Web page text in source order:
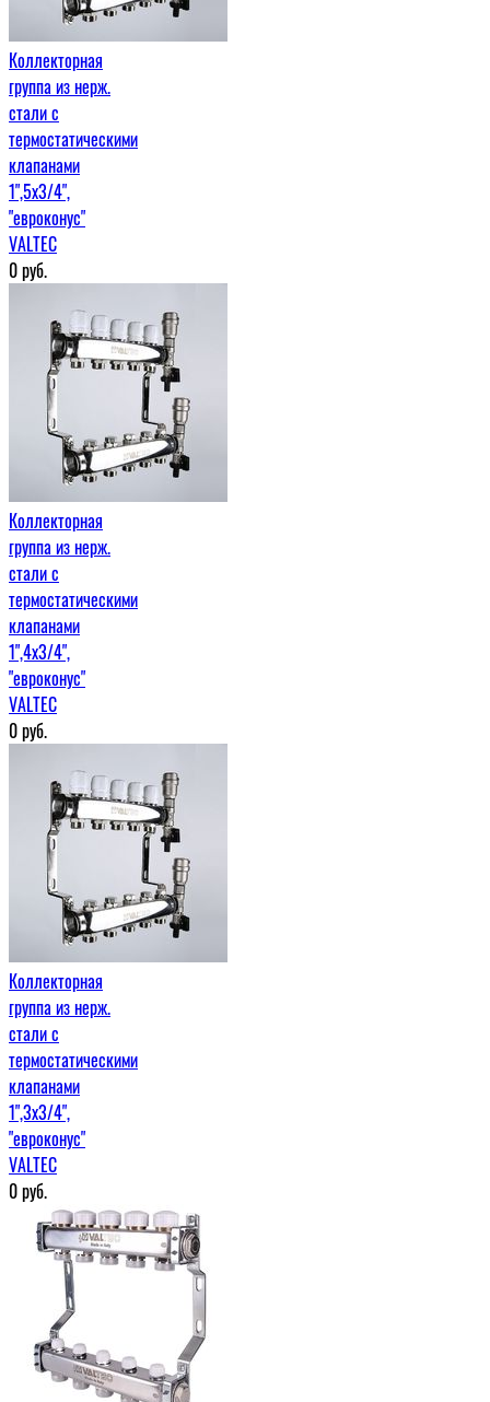
Коллекторная
группа из нерж.
стали с
термостатическими
клапанами
1",5x3/4",
"евроконус"
VALTEC
0руб.
Коллекторная
группа из нерж.
стали с
термостатическими
клапанами
1",4x3/4",
"евроконус"
VALTEC
0руб.
Коллекторная
группа из нерж.
стали с
термостатическими
клапанами
1",3x3/4",
"евроконус"
VALTEC
0руб.